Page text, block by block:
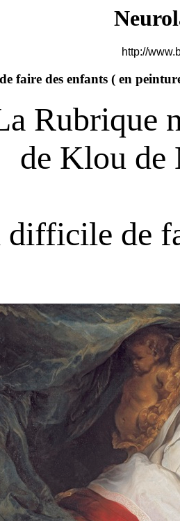
http://
faire des enfants ( en
Rubrique
de Klou de
de